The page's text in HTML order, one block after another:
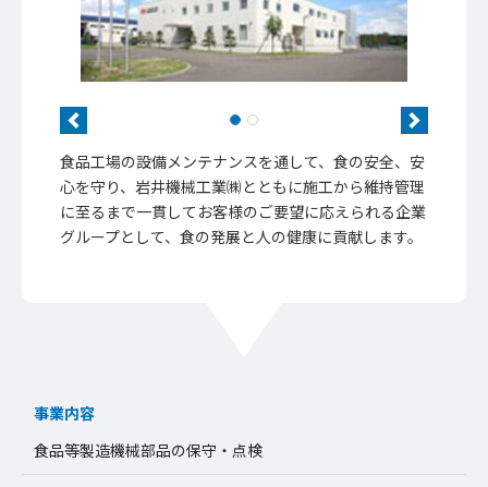
Previous
Next
食品工場の設備メンテナンスを通して、食の安全、安
心を守り、岩井機械工業㈱とともに施工から維持管理
に至るまで一貫してお客様のご要望に応えられる企業
グループとして、食の発展と人の健康に貢献します。
事業内容
食品等製造機械部品の保守・点検